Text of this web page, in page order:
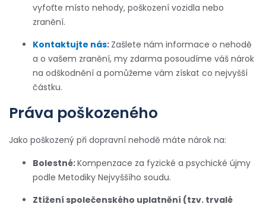
vyfoťte místo nehody, poškození vozidla nebo
zranění.
Kontaktujte nás: Zašlete nám informace o nehodě
a o vašem zranění, my zdarma posoudíme váš nárok
na odškodnění a pomůžeme vám získat co nejvyšší
částku.
Práva poškozeného
Jako poškozený při dopravní nehodě máte nárok na:
Bolestné:Kompenzace za fyzické a psychické újmy
podle Metodiky Nejvyššího soudu.
Ztížení společenského uplatnění (tzv. trvalé